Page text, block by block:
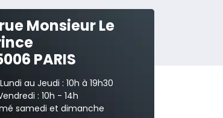
Monsieur Le
PARIS
au Jeudi : 10h à 19h30
: 10h - 14h
samedi et dimanche